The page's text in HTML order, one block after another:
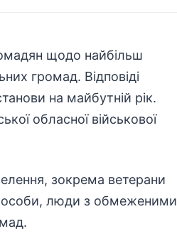
щодо найбільш
громад. Відповіді
на майбутній рік.
обласної військової
зокрема ветерани
особи, люди з обмеженими